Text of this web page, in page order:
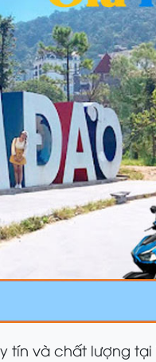
tín và chất lượng tại